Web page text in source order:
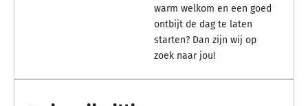
warm welkom en een goed
ontbijt de dag te laten
starten? Dan zijn wij op
zoek naar jou!